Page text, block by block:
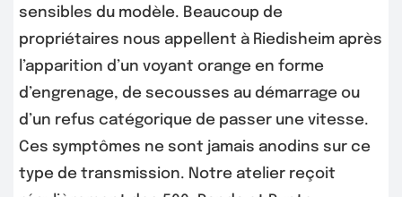
sensibles du modèle. Beaucoup de
propriétaires nous appellent à Riedisheim après
l’apparition d’un voyant orange en forme
d’engrenage, de secousses au démarrage ou
d’un refus catégorique de passer une vitesse.
Ces symptômes ne sont jamais anodins sur ce
type de transmission. Notre atelier reçoit